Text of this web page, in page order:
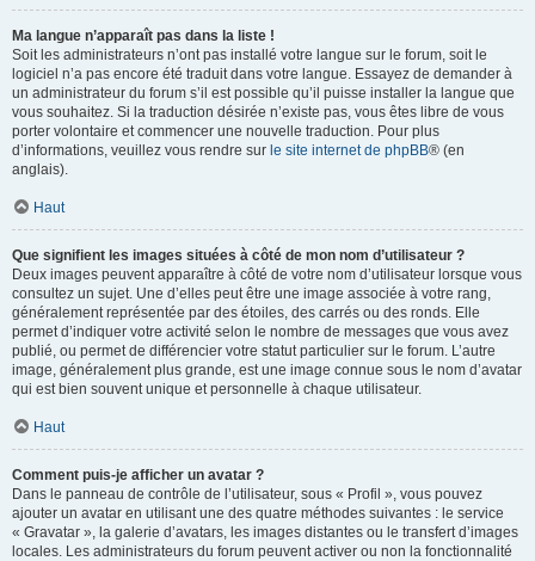
Ma langue n’apparaît pas dans la liste !
Soit les administrateurs n’ont pas installé votre langue sur le forum, soit le
logiciel n’a pas encore été traduit dans votre langue. Essayez de demander à
un administrateur du forum s’il est possible qu’il puisse installer la langue que
vous souhaitez. Si la traduction désirée n’existe pas, vous êtes libre de vous
porter volontaire et commencer une nouvelle traduction. Pour plus
d’informations, veuillez vous rendre sur le site internet de phpBB® (en
anglais).
Haut
Que signifient les images situées à côté de mon nom d’utilisateur ?
Deux images peuvent apparaître à côté de votre nom d’utilisateur lorsque vous
consultez un sujet. Une d’elles peut être une image associée à votre rang,
généralement représentée par des étoiles, des carrés ou des ronds. Elle
permet d’indiquer votre activité selon le nombre de messages que vous avez
publié, ou permet de différencier votre statut particulier sur le forum. L’autre
image, généralement plus grande, est une image connue sous le nom d’avatar
qui est bien souvent unique et personnelle à chaque utilisateur.
Haut
Comment puis-je afficher un avatar ?
Dans le panneau de contrôle de l’utilisateur, sous « Profil », vous pouvez
ajouter un avatar en utilisant une des quatre méthodes suivantes : le service
« Gravatar », la galerie d’avatars, les images distantes ou le transfert d’images
locales. Les administrateurs du forum peuvent activer ou non la fonctionnalité